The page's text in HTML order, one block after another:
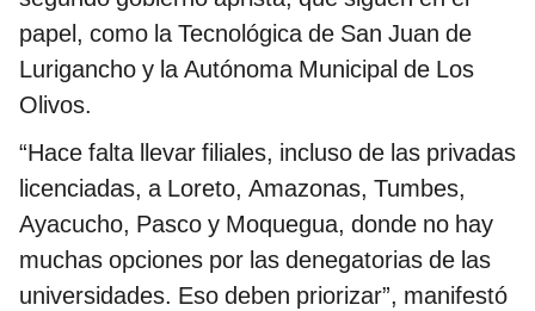
papel, como la Tecnológica de San Juan de
Lurigancho y la Autónoma Municipal de Los
Olivos.
“Hace falta llevar filiales, incluso de las privadas
licenciadas, a Loreto, Amazonas, Tumbes,
Ayacucho, Pasco y Moquegua, donde no hay
muchas opciones por las denegatorias de las
universidades. Eso deben priorizar”, manifestó